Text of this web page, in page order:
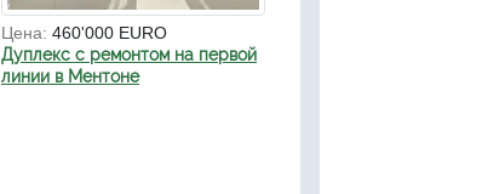
Цена: 460'000 EURO
Дуплекс с ремонтом на первой
линии в Ментоне